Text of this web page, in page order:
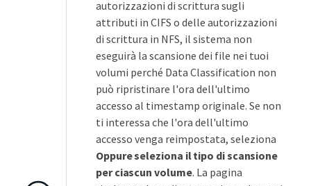
autorizzazioni di scrittura sugli
attributi in CIFS o delle autorizzazioni
di scrittura in NFS, il sistema non
eseguirà la scansione dei file nei tuoi
volumi perché Data Classification non
può ripristinare l'ora dell'ultimo
accesso al timestamp originale. Se non
ti interessa che l'ora dell'ultimo
accesso venga reimpostata, seleziona
Oppure seleziona il tipo di scansione
per ciascun volume. La pagina